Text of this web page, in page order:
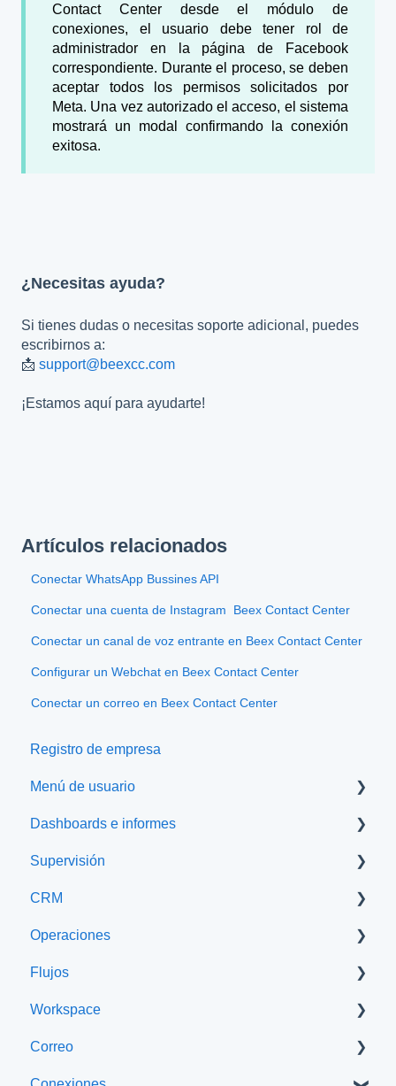
Contact Center desde el módulo de
conexiones, el usuario debe tener rol de
administrador en la página de Facebook
correspondiente. Durante el proceso, se deben
aceptar todos los permisos solicitados por
Meta. Una vez autorizado el acceso, el sistema
mostrará un modal confirmando la conexión
exitosa.
¿Necesitas ayuda?
Si tienes dudas o necesitas soporte adicional, puedes
escribirnos a:
📩 support@beexcc.com
¡Estamos aquí para ayudarte!
Artículos relacionados
Conectar WhatsApp Bussines API
Conectar una cuenta de Instagram Beex Contact Center
Conectar un canal de voz entrante en Beex Contact Center
Configurar un Webchat en Beex Contact Center
Conectar un correo en Beex Contact Center
Registro de empresa
Menú de usuario
Seguridad y permisos
Equipo de trabajo
Dashboards e informes
Dashboards
Reportes
Supervisión
Monitoreo de usuarios
Visor de colas
Grabaciones
CRM
Contactos
Gestor de tickets
Importaciones
Plantillas
Operaciones
Empresas
Campañas
Estrategias
Flujos
Formularios
Chatbots
Workspace
Vista de Workspace
Correo